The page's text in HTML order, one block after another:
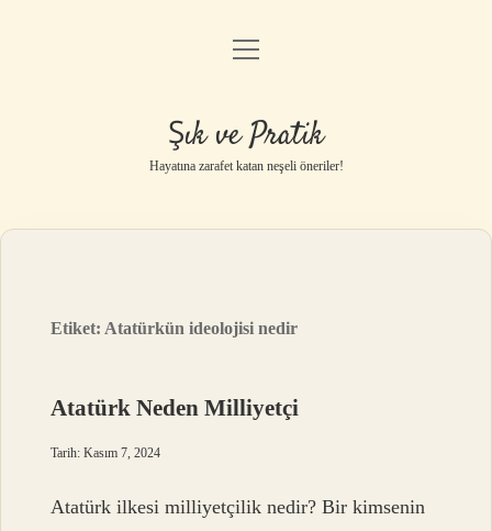
Anasayfa
Yasal Uyarı
menüyü
Şık ve Pratik
Hayatına zarafet katan neşeli öneriler!
Etiket: Atatürkün ideolojisi nedir
Atatürk Neden Milliyetçi
Tarih: Kasım 7, 2024
Atatürk ilkesi milliyetçilik nedir? Bir kimsenin